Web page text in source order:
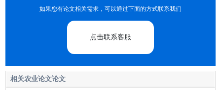
如果您有论文相关需求，可以通过下面的方式联系我们
点击联系客服
相关农业论文论文